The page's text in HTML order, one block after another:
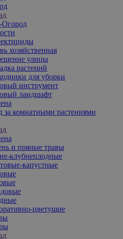
Огород
хозяйственная
улицы
растений
для уборки
инструмент
ландшафт
за комнатными растениями
и пряные травы
клубнеплодные
капустные
цветущие